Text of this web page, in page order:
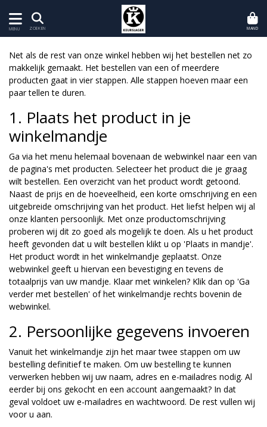
MENU ZOEKEN MAND
Net als de rest van onze winkel hebben wij het bestellen net zo
makkelijk gemaakt. Het bestellen van een of meerdere
producten gaat in vier stappen. Alle stappen hoeven maar een
paar tellen te duren.
1. Plaats het product in je
winkelmandje
Ga via het menu helemaal bovenaan de webwinkel naar een van
de pagina's met producten. Selecteer het product die je graag
wilt bestellen. Een overzicht van het product wordt getoond.
Naast de prijs en de hoeveelheid, een korte omschrijving en een
uitgebreide omschrijving van het product. Het liefst helpen wij al
onze klanten persoonlijk. Met onze productomschrijving
proberen wij dit zo goed als mogelijk te doen. Als u het product
heeft gevonden dat u wilt bestellen klikt u op 'Plaats in mandje'.
Het product wordt in het winkelmandje geplaatst. Onze
webwinkel geeft u hiervan een bevestiging en tevens de
totaalprijs van uw mandje. Klaar met winkelen? Klik dan op 'Ga
verder met bestellen' of het winkelmandje rechts bovenin de
webwinkel.
2. Persoonlijke gegevens invoeren
Vanuit het winkelmandje zijn het maar twee stappen om uw
bestelling definitief te maken. Om uw bestelling te kunnen
verwerken hebben wij uw naam, adres en e-mailadres nodig. Al
eerder bij ons gekocht en een account aangemaakt? In dat
geval voldoet uw e-mailadres en wachtwoord. De rest vullen wij
voor u aan.